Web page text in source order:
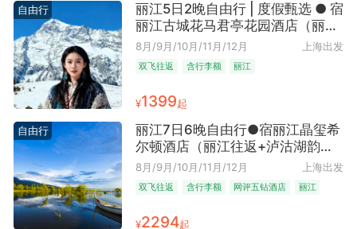
自由行
丽江5日2晚自由行 | 度假甄选 ● 宿
丽江古城花马君亭花园酒店（丽江
大水车店）·（2晚连住+4钻品牌保
障｜天台私藏玉龙雪山全景+尊享
丰盛本地早餐｜家庭情侣全Cover
丽江往返直飞含10KG托运行李
额）
8月/9月/10月/11月/12月 上海出发
双飞往返 含行李额 丽江
¥1399起
自由行
丽江7日6晚自由行●宿丽江晶玺希
尔顿酒店（丽江往返+泸沽湖韵寻
踪+含手提7kg+托运10kg）
8月/9月/10月/11月/12月 上海出发
双飞往返 含行李额 网评五钻酒店 丽江
¥2294起